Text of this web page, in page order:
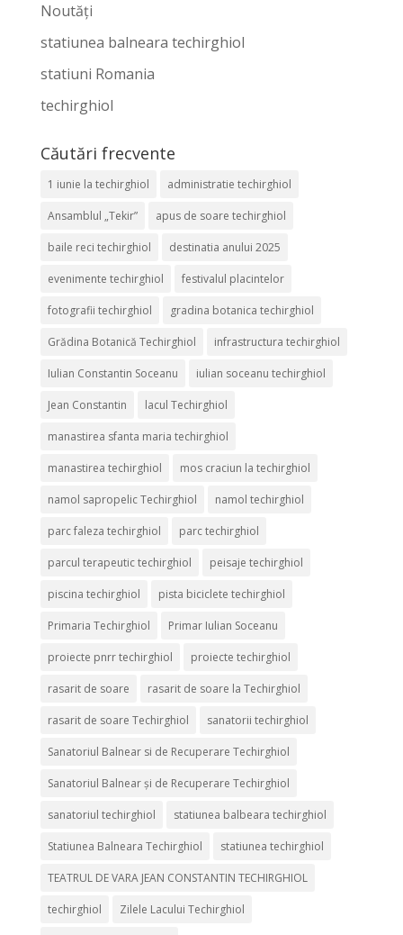
Noutăți
statiunea balneara techirghiol
statiuni Romania
techirghiol
Căutări frecvente
1 iunie la techirghiol administratie techirghiol
Ansamblul „Tekir” apus de soare techirghiol
baile reci techirghiol destinatia anului 2025
evenimente techirghiol festivalul placintelor
fotografii techirghiol gradina botanica techirghiol
Grădina Botanică Techirghiol infrastructura techirghiol
Iulian Constantin Soceanu iulian soceanu techirghiol
Jean Constantin lacul Techirghiol
manastirea sfanta maria techirghiol
manastirea techirghiol mos craciun la techirghiol
namol sapropelic Techirghiol namol techirghiol
parc faleza techirghiol parc techirghiol
parcul terapeutic techirghiol peisaje techirghiol
piscina techirghiol pista biciclete techirghiol
Primaria Techirghiol Primar Iulian Soceanu
proiecte pnrr techirghiol proiecte techirghiol
rasarit de soare rasarit de soare la Techirghiol
rasarit de soare Techirghiol sanatorii techirghiol
Sanatoriul Balnear si de Recuperare Techirghiol
Sanatoriul Balnear și de Recuperare Techirghiol
sanatoriul techirghiol statiunea balbeara techirghiol
Statiunea Balneara Techirghiol statiunea techirghiol
TEATRUL DE VARA JEAN CONSTANTIN TECHIRGHIOL
techirghiol Zilele Lacului Techirghiol